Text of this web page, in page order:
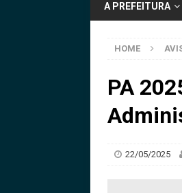
A PREFEITURA
HOME
PA
22/05/2025